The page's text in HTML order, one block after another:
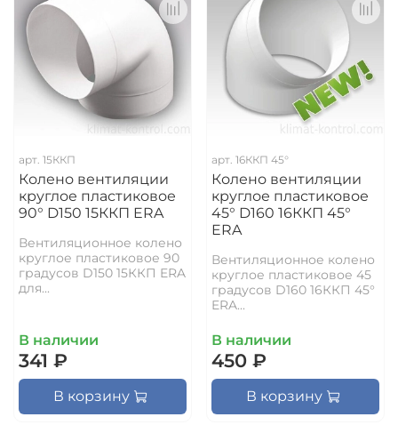
арт. 15ККП
Колено вентиляции
круглое пластиковое
90° D150 15ККП ERA
Вентиляционное колено
круглое пластиковое 90
градусов D150 15ККП ERA
для...
В наличии
341 ₽
В корзину
арт. 16ККП 45°
Колено вентиляции
круглое пластиковое
45° D160 16ККП 45°
ERA
Вентиляционное колено
круглое пластиковое 45
градусов D160 16ККП 45°
ERA...
В наличии
450 ₽
В корзину